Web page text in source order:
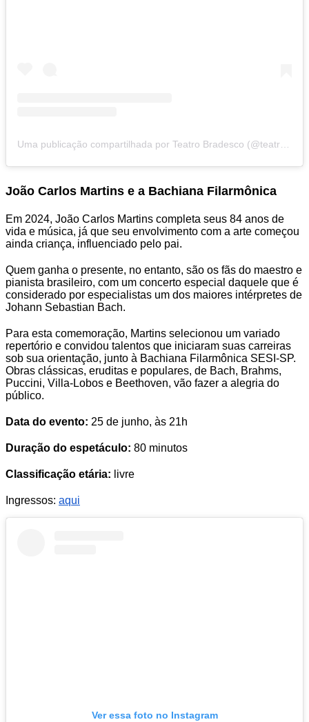
Uma publicação compartilhada por Teatro Bradesco (@teatrobradesco)
João Carlos Martins e a Bachiana Filarmônica
Em 2024, João Carlos Martins completa seus 84 anos de
vida e música, já que seu envolvimento com a arte começou
ainda criança, influenciado pelo pai.
Quem ganha o presente, no entanto, são os fãs do maestro e
pianista brasileiro, com um concerto especial daquele que é
considerado por especialistas um dos maiores intérpretes de
Johann Sebastian Bach.
Para esta comemoração, Martins selecionou um variado
repertório e convidou talentos que iniciaram suas carreiras
sob sua orientação, junto à Bachiana Filarmônica SESI-SP.
Obras clássicas, eruditas e populares, de Bach, Brahms,
Puccini, Villa-Lobos e Beethoven, vão fazer a alegria do
público.
Data do evento: 25 de junho, às 21h
Duração do espetáculo: 80 minutos
Classificação etária: livre
Ingressos: aqui
Ver essa foto no Instagram